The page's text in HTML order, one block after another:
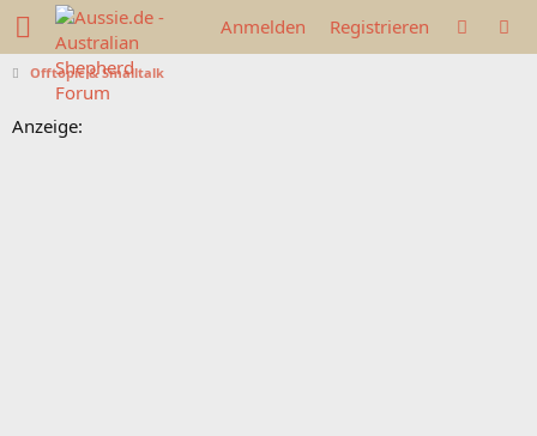
Anmelden Registrieren
Offtopic & Smalltalk
Anzeige: